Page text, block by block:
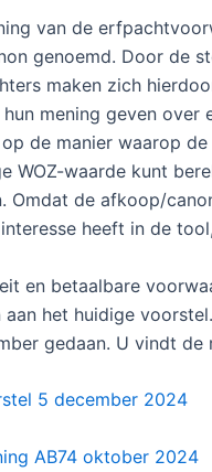
van de
genoemd. Door de
maken zich
mening geven
de manier waarop
WOZ-waarde kunt
de afkoop/
heeft in de
en betaalbare
het huidige
gedaan. U vindt de
5 december 2024
AB74 oktober 2024